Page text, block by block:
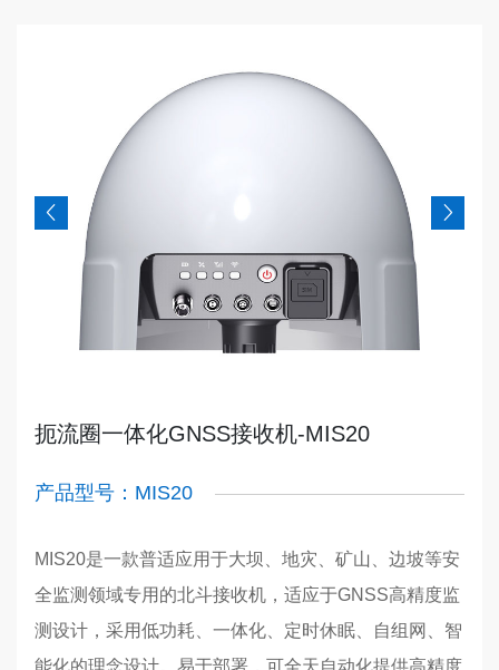
扼流圈一体化GNSS接收机-MIS20
产品型号：MIS20
MIS20是一款普适应用于大坝、地灾、矿山、边坡等安
全监测领域专用的北斗接收机，适应于GNSS高精度监
测设计，采用低功耗、一体化、定时休眠、自组网、智
能化的理念设计。易于部署，可全天自动化提供高精度